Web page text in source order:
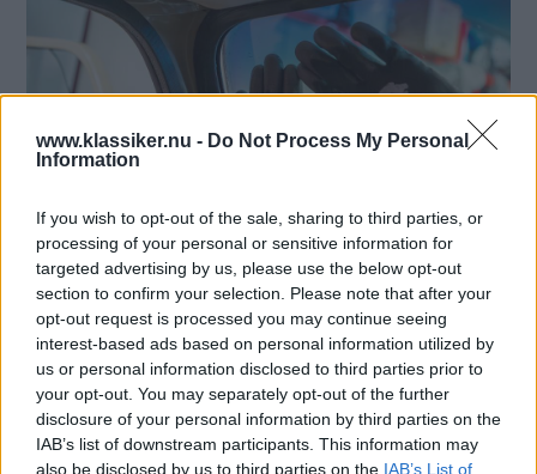
www.klassiker.nu - Do Not Process My Personal
Information
If you wish to opt-out of the sale, sharing to third parties, or
processing of your personal or sensitive information for
targeted advertising by us, please use the below opt-out
section to confirm your selection. Please note that after your
opt-out request is processed you may continue seeing
interest-based ads based on personal information utilized by
us or personal information disclosed to third parties prior to
your opt-out. You may separately opt-out of the further
disclosure of your personal information by third parties on the
IAB’s list of downstream participants. This information may
also be disclosed by us to third parties on the IAB’s List of
4.Med låslisten bortplockad kan vi försiktigt börja trycka ut rutan inifrån.
Även om vi inte ska spara den gamla rutan tar vi det försiktigt. Vi börjar i det
övre hörnet och använder hela handflatorna för att fördela ut trycket.